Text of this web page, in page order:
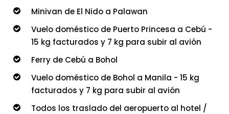
Minivan de El Nido a Palawan
Vuelo doméstico de Puerto Princesa a Cebú -
15 kg facturados y 7 kg para subir al avión
Ferry de Cebú a Bohol
Vuelo doméstico de Bohol a Manila - 15 kg
facturados y 7 kg para subir al avión
Todos los traslado del aeropuerto al hotel /